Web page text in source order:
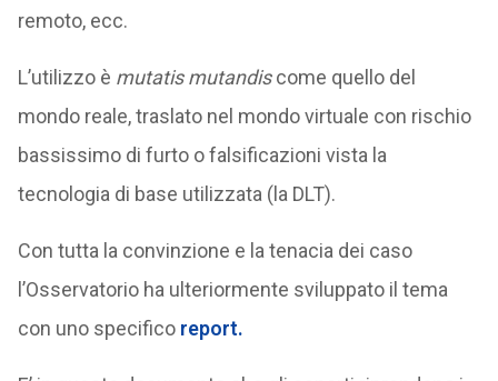
remoto, ecc.
L’utilizzo è mutatis mutandiscome quello del
mondo reale, traslato nel mondo virtuale con rischio
bassissimo di furto o falsificazioni vista la
tecnologia di base utilizzata (la DLT).
Con tutta la convinzione e la tenacia dei caso
l’Osservatorio ha ulteriormente sviluppato il tema
con uno specifico report.